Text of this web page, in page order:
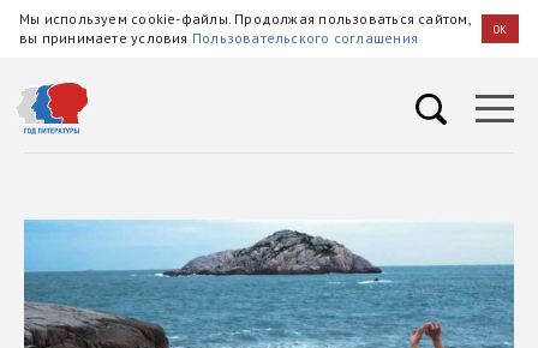
Мы используем cookie-файлы. Продолжая пользоваться сайтом,
вы принимаете условия Пользовательского соглашения OK